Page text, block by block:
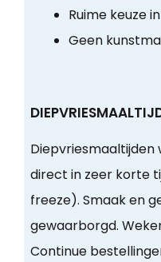
Ruime keuze
Geen
Diepvriesmaaltijden
direct in zeer korte
freeze). Smaak en
gewaarborgd.
Continue